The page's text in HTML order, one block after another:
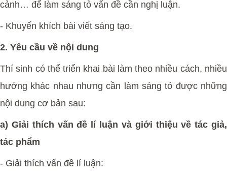
cảnh… để làm sáng tỏ vấn đề cần nghị luận.
- Khuyến khích bài viết sáng tạo.
2. Yêu cầu về nội dung
Thí sinh có thể triển khai bài làm theo nhiều cách, nhiều
hướng khác nhau nhưng cần làm sáng tỏ được những
nội dung cơ bản sau:
a) Giải thích vấn đề lí luận và giới thiệu về tác giả,
tác phẩm
- Giải thích vấn đề lí luận: